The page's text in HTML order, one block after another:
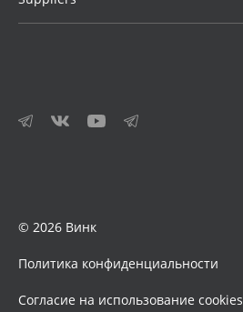
© 2026 Винк
Политика конфиденциальности
Согласие на использование cookies